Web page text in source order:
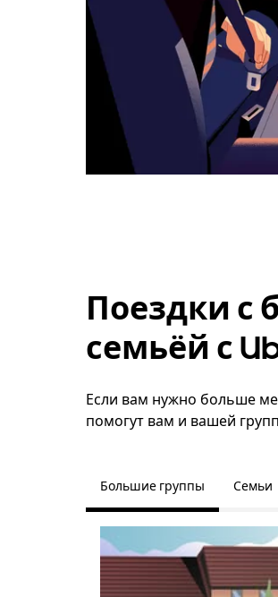
Поездки с
семьёй с
Если вам нужно больше
помогут вам и вашей
Большие группы Семьи